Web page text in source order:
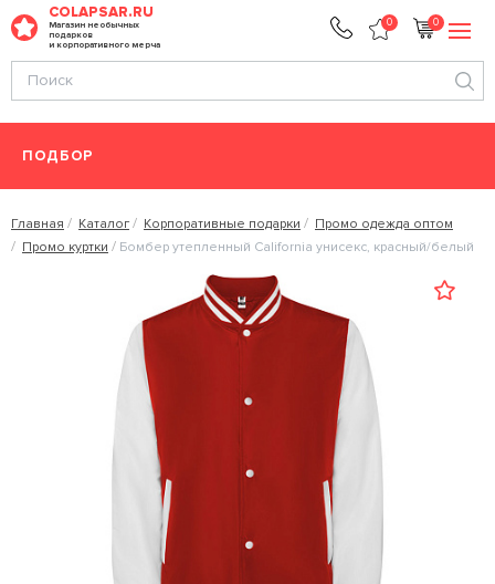
COLAPSAR.RU
Магазин необычных
подарков
и корпоративного мерча
0 0
ПОДБОР
Главная Каталог Корпоративные подарки
Промо одежда оптом
Промо куртки
Бомбер утепленный California унисекс, красный/белый